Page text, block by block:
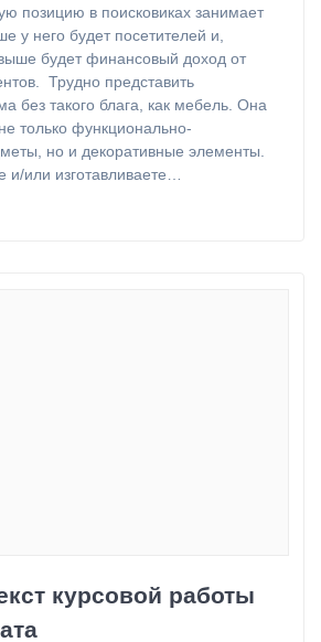
позицию в поисковиках занимает
у него будет посетителей и,
будет финансовый доход от
Трудно представить
без такого блага, как мебель. Она
только функционально-
но и декоративные элементы.
и/или изготавливаете…
курсовой работы